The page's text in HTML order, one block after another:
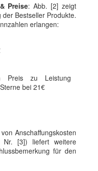
Preise: Abb. [2] zeigt
Bestseller Produkte.
erlangen:
Preis zu Leistung
bei 21€
Anschaffungskosten
Nr. [3]) liefert weitere
für den